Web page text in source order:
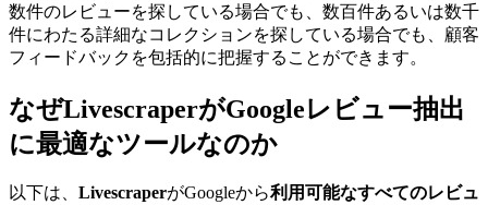
数件のレビューを探している場合でも、数百件あるいは数千
件にわたる詳細なコレクションを探している場合でも、顧客
フィードバックを包括的に把握することができます。
なぜLivescraperがGoogleレビュー抽出
に最適なツールなのか
以下は、 LivescraperがGoogleから利用可能なすべてのレビュ